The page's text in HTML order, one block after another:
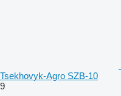
Tsekhovyk-Agro SZB-10
9